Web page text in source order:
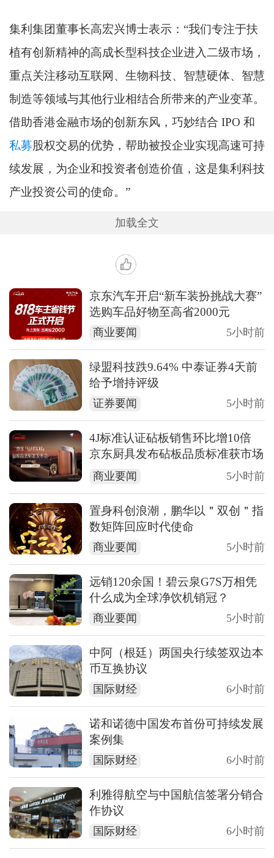
集利集团董事长高宏兴博士表示：“我们专注于扶
植有创新精神的高成长型科技企业进入二级市场，
重点关注移动互联网、生物科技、智慧硬体、智慧
制造等领域与其他行业相结合所带来的产业变革。
借助香港金融市场的创新东风，巧妙结合 IPO 和
私募股权交易的优势，帮助被投企业实现高速可持
续发展，为企业和投资者创造价值，这是集利科技
产业投资公司的使命。”
加载全文
京东汽车开启“新车装扮挑战大赛”
选购车品好物至高省2000元
商业要闻 5小时前
绿盟科技跌9.64% 中泰证券4天前
给予增持评级
证券要闻 5小时前
4J标准认证砧板销售环比增10倍
京东厨具发布砧板品质标准获市场
认可
商业要闻 5小时前
置身科创浪潮，鹏华以＂双创＂指
数矩阵回应时代使命
商业要闻 5小时前
远销120余国！碧云泉G7S万相凭
什么成为全球净饮机销冠？
商业要闻 5小时前
中阿（根廷）两国央行续签双边本
币互换协议
国际财经 6小时前
诺和诺德中国发布首份可持续发展
案例集
国际财经 6小时前
利雅得航空与中国航信签署分销合
作协议
国际财经 6小时前